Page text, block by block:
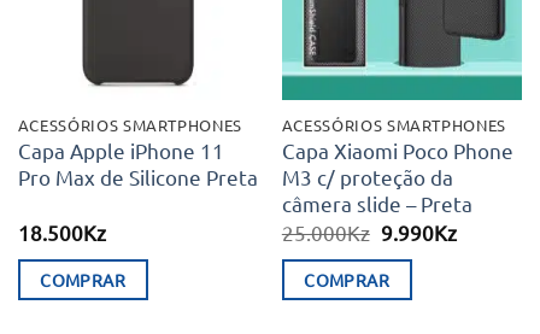
ACESSÓRIOS SMARTPHONES
Capa Apple iPhone 11
Pro Max de Silicone Preta
18.500Kz
COMPRAR
ACESSÓRIOS SMARTPHONES
Capa Xiaomi Poco Phone
M3 c/ proteção da
câmera slide – Preta
25.000Kz O
original
era:
9.990KzO
COMPRAR